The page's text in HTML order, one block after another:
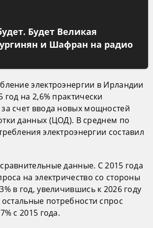
Будет Великая
и Шафран на радио
электроэнергии в Ирландии
год на 2,6% практически
счет ввода новых мощностей
данных (ЦОД). В среднем по
электроэнергии составил
данные. С 2015 года
на электричество со стороны
в год, увеличившись к 2026 году
потребности спрос
с 2015 года.